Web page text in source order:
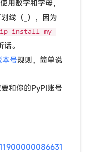
用数字和字母，
线（_），因为
install my-
。
本号规则，简单说
和你的PyPI账号